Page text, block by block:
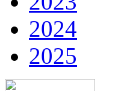
2024
2025